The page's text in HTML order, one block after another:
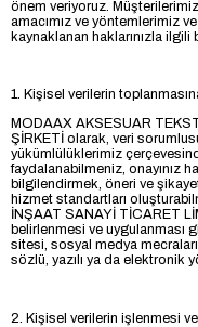
önem veriyoruz.
amacımız ve yöntemlerimiz
kaynaklanan haklarınızla
1. Kişisel verilerin
MODAAX AKSESUAR
ŞİRKETİ olarak, veri
yükümlülüklerimiz
faydalanabilmeniz, onayınız
bilgilendirmek, öneri ve
hizmet standartları
İNŞAAT SANAYİ TİCARET
belirlenmesi ve uygulanması
sitesi, sosyal medya
sözlü, yazılı ya da elektronik
2. Kişisel verilerin işlenmesi